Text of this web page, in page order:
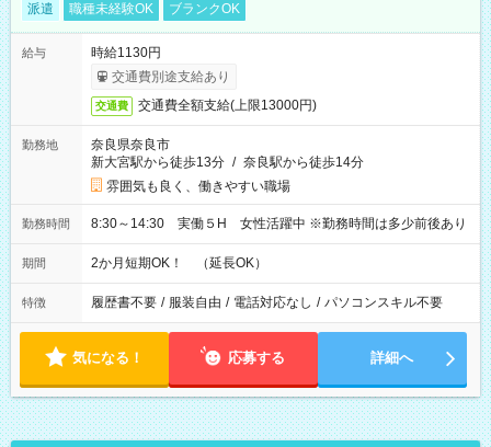
派遣 職種未経験OK ブランクOK
給与
時給1130円
交通費別途支給あり
交通費 交通費全額支給(上限13000円)
勤務地
奈良県奈良市
新大宮駅から徒歩13分 / 奈良駅から徒歩14分
雰囲気も良く、働きやすい職場
勤務時間 8:30～14:30 実働５H 女性活躍中 ※勤務時間は多少前後あり
期間 2か月短期OK！ （延長OK）
特徴 履歴書不要 / 服装自由 / 電話対応なし / パソコンスキル不要
気になる！ 応募する 詳細へ